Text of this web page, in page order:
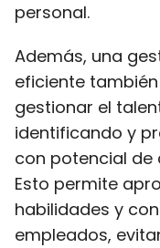
personal.
Además, una
eficiente
gestionar el
identificando y
con potencial de
Esto permite
habilidades y
empleados,